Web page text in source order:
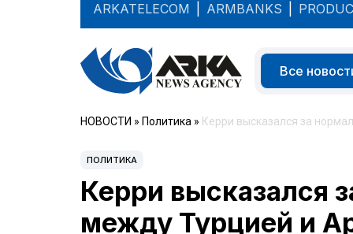
ARKATELECOM ARMBANKS
Все
НОВОСТИ » Политика » Керри высказался за
ПОЛИТИКА
Керри высказался
между Турцией и